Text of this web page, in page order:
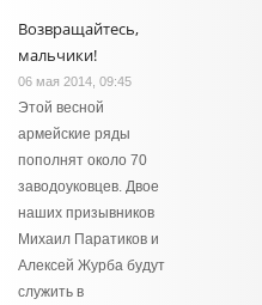
Возвращайтесь,
мальчики!
06 мая 2014, 09:45
Этой весной
армейские ряды
пополнят около 70
заводоуковцев. Двое
наших призывников
Михаил Паратиков и
Алексей Журба будут
служить в